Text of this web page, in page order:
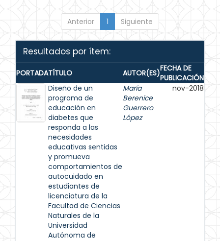
Anterior 1 Siguiente
Resultados por ítem:
PORTADATÍTULO AUTOR(ES)FECHA DE
PUBLICACIÓN
Diseño de un
programa de
educación en
diabetes que
responda a las
necesidades
educativas sentidas
y promueva
comportamientos de
autocuidado en
estudiantes de
licenciatura de la
Facultad de Ciencias
Naturales de la
Universidad
Autónoma de
María
Berenice
Guerrero
López
nov-2018